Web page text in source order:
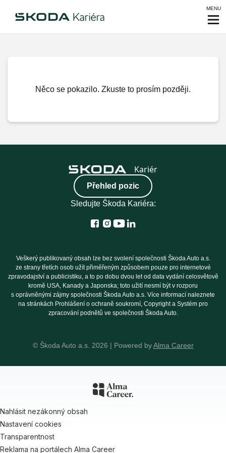
MENU
Něco se pokazilo. Zkuste to prosím později.
Přehled pozic
Sledujte Škoda Kariéra:
Veškerý publikovaný obsah lze bez svolení společnosti Škoda Auto a.s.
ze strany třetích osob užít přiměřeným způsobem pouze pro internetové
zpravodajství a publicistiku, a to po dobu dvou let od data vydání celosvětově
kromě USA, Kanady a Japonska; toto užití nesmí být v rozporu
s oprávněnými zájmy společnosti Škoda Auto a.s. Více informací naleznete
na stránkách Prohlášení o ochraně soukromí, Copyright a Systém pro
zpracování podnětů ve společnosti Škoda Auto.
© Škoda Auto a.s. 2026 | Powered byAlma Career
Nahlásit nezákonný obsah
Nastavení cookies
Transparentnost
Reklama na portálech Alma Career